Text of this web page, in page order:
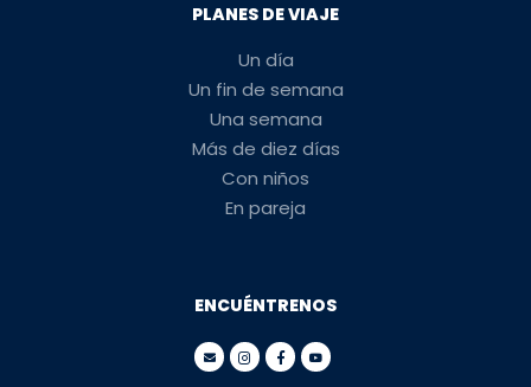
PLANES DE VIAJE
Un día
Un fin de semana
Una semana
Más de diez días
Con niños
En pareja
ENCUÉNTRENOS